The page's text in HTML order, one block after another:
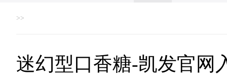
>>
迷幻型口香糖-凯发官网